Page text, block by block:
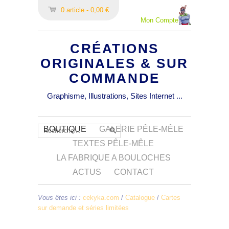
0 article - 0,00 €
Mon Compte
CRÉATIONS
ORIGINALES & SUR
COMMANDE
Graphisme, Illustrations, Sites Internet ...
BOUTIQUE
GALERIE PÊLE-MÊLE
TEXTES PÊLE-MÊLE
LA FABRIQUE A BOULOCHES
ACTUS
CONTACT
Vous êtes ici : cekyka.com / Catalogue / Cartes
sur demande et séries limitées